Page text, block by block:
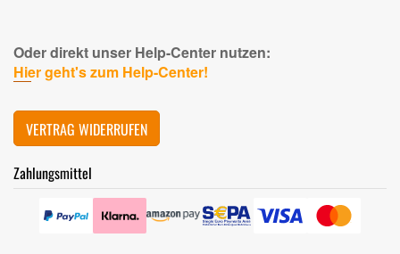
Oder direkt unser Help-Center nutzen:
Hier geht's zum Help-Center!
VERTRAG WIDERRUFEN
Zahlungsmittel